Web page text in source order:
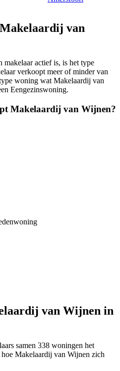
van
makelaar actief is, is het type
verkoopt meer of minder van
woning wat Makelaardij van
Eengezinswoning.
Makelaardij van Wijnen?
van Wijnen in
samen 338 woningen het
Makelaardij van Wijnen zich